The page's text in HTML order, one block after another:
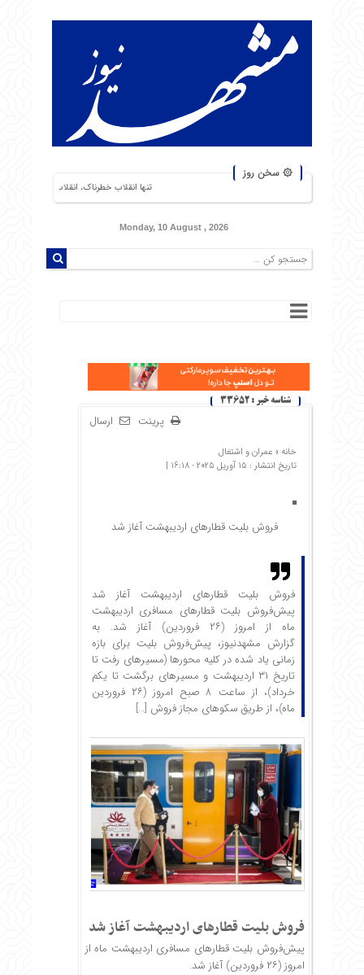
۞ سخن روز
تنها انقلاب خطرناک، انقلاب گرسنگان است. من از
Monday, 10 August , 2026
شناسه خبر : 33652
ارسال پرینت
خانه » عمران و اشتغال
تاریخ انتشار : 15 آوریل 2025 - 16:18 |
فروش بلیت قطارهای اردیبهشت آغاز شد
فروش بلیت قطارهای اردیبهشت آغاز شد
پیش‌فروش بلیت قطارهای مسافری اردیبهشت
ماه از امروز (۲۶ فروردین) آغاز شد. به
گزارش مشهدنیوز،‌ پیش‌فروش بلیت برای بازه
زمانی یاد شده در کلیه محورها (مسیرهای رفت تا
تاریخ ۳۱ اردیبهشت و مسیرهای برگشت تا یکم
خرداد)، از ساعت ۸ صبح امروز (۲۶ فروردین
ماه)، از طریق سکوهای مجاز فروش […]
فروش بلیت قطارهای اردیبهشت آغاز شد
پیش‌فروش بلیت قطارهای مسافری اردیبهشت ماه از
امروز (۲۶ فروردین) آغاز شد.